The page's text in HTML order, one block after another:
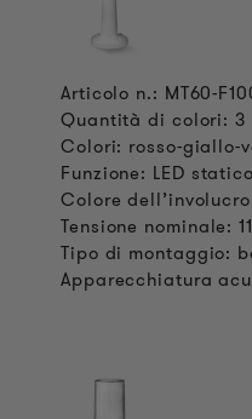
Articolo n.: MT60-
Quantità di colori: 3
Colori: rosso-giallo-
Funzione: LED
Colore
Tensione nominale:
Tipo di montaggio:
Apparecchiatura